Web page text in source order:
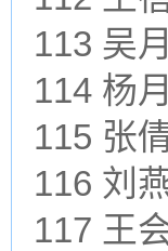
113 吴
114 杨
115 张
116 刘
117 王